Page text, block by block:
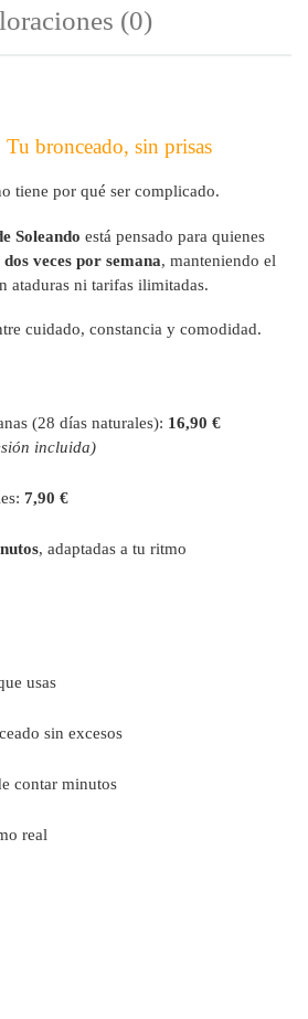
(0)
Tu bronceado, sin prisas
tiene por qué ser complicado.
Soleando está pensado para quienes
dos veces por semana, manteniendo el
ataduras ni tarifas ilimitadas.
cuidado, constancia y comodidad.
(28 días naturales): 16,90 €
incluida)
7,90 €
, adaptadas a tu ritmo
usas
sin excesos
contar minutos
real